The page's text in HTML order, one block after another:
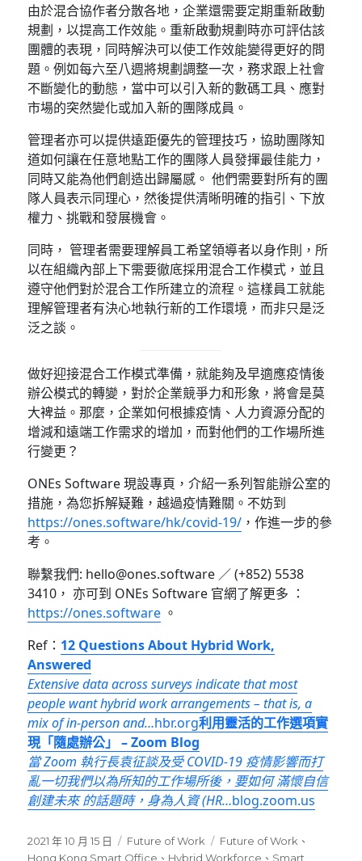
由於混合協作者分散各地，企業還需要定期重新啟動
規劃，以提高工作效能。重新啟動規劃時亦可評估該
團體的表現，同時解決可以使工作效能變得更好的問
題。例如每六至八週將規劃調整一次，務求跟上社會
不斷變化的動態，當中可以引入新的數碼工具、應對
市場的突然變化或加入新的團隊成員。
管理者亦可以提供遠距優先的管理技巧，協助團隊知
道如何讓在任意地點工作的團隊人員發揮最佳能力，
同時又能為他們創造出歸屬感。 他們需要對所有的團
隊人員表示同理心，然後提供清晰明確的指引、下放
權力、挑戰和發展機會。
同時， 管理者需要理解員工希望領導者以身作則，所
以在組織內部上下需要徹底採用混合工作模式，並且
遵守他們對於混合工作所建立的流程。這樣員工就能
理解管理者有決心地執行新的工作環境，而非只是泛
泛之談。
做好迎接混合工作模式準備，就能夠及早適應疫情後
辦公模式的轉變，對於企業競爭力和形象，將會是莫
大裨益。那麼，企業如何根據疫情、人力資源分配的
增減和遠端工作需求的增加，而對他們的工作場所進
行變更？
ONEs Software 現設專頁，介紹一系列智能辦公室的
措施，為您拆解疑難，越過疫情難關。不妨到
https://ones.software/hk/covid-19/ ，作進一步的參
考。
聯繫我們: hello@ones.software ／ (+852) 5538
3410， 亦可到 ONEs Software 官網了解更多 ：
https://ones.software 。
Ref： 12 Questions About Hybrid Work,
Answered
Extensive data across surveys indicate that most
people want hybrid work arrangements – that is, a
mix of in-person and…hbr.org利用靈活的工作選項實
現「隨處辦公」 – Zoom Blog
當 Zoom 執行長袁征談及受 COVID-19 疫情影響而打
亂一切我們以為所知的工作場所後，要如何 滿懷自信
創建未來 的話題時，身為人資 (HR…blog.zoom.us
發
佈
2021 年 10 月 15 日
分
類
Future of Work
標
籤
Future of Work 、
Hong Kong Smart Office 、 Hybrid Workforce 、 Smart